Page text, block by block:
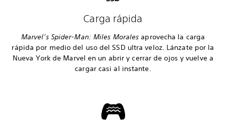
Carga rápida
Marvel’s Spider-Man: Miles Morales aprovecha la carga
rápida por medio del uso del SSD ultra veloz. Lánzate por la
Nueva York de Marvel en un abrir y cerrar de ojos y vuelve a
cargar casi al instante.